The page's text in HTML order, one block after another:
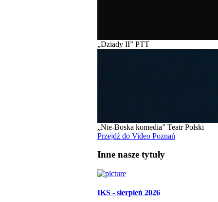
„Dziady II” PTT
„Nie-Boska komedia” Teatr Polski
Przejdź do Video Poznań
Inne nasze tytuły
IKS - sierpień 2026